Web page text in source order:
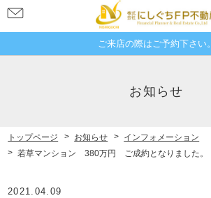
ご来店の際はご予約下さい。
お知らせ
トップページ お知らせ
インフォメーション
若草マンション 380万円 ご成約となりました。
2021.04.09